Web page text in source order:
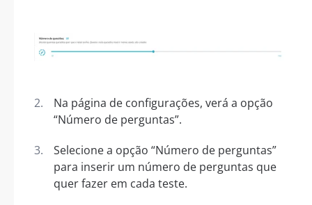
Na página de configurações, verá a opção
“Número de perguntas”.
Selecione a opção “Número de perguntas”
para inserir um número de perguntas que
quer fazer em cada teste.